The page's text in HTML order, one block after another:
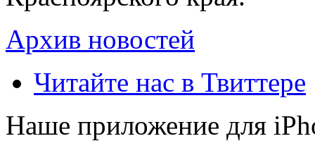
Архив новостей
Читайте нас в Твиттере
Наше приложение для